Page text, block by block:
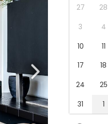
27 28
3
4
10
11
17
18
24
25
31
1